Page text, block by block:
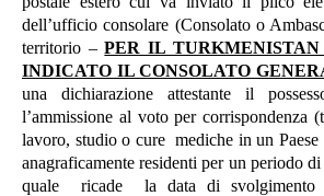
dell’ufficio consolare (Consolato o
territorio –PER IL TURKMENISTAN
INDICATO IL CONSOLATO
una dichiarazione attestante il
l’ammissione al voto per corrispondenza
lavoro, studio o cure mediche in un
anagraficamente residenti per un periodo
quale ricade la data di svolgimento